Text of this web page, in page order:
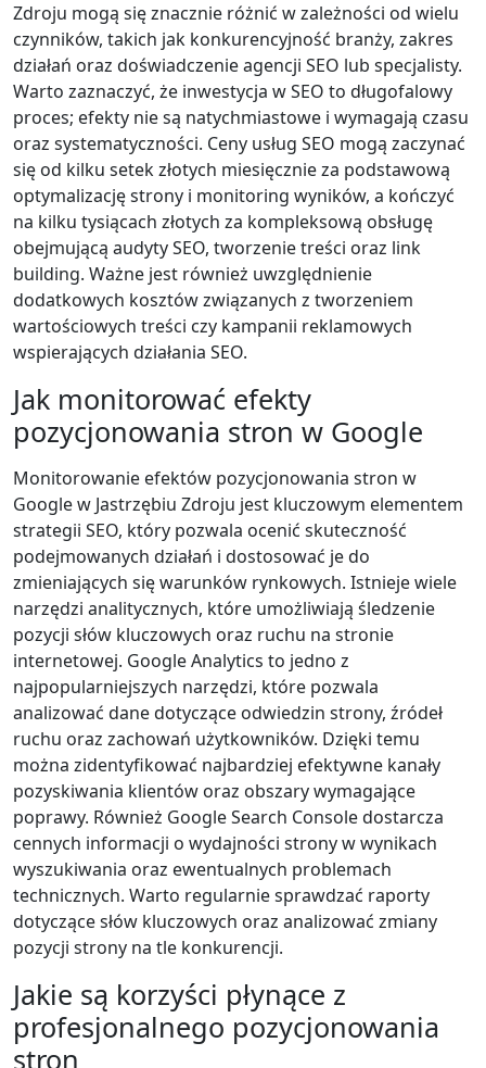
Zdroju mogą się znacznie różnić w zależności od wielu
czynników, takich jak konkurencyjność branży, zakres
działań oraz doświadczenie agencji SEO lub specjalisty.
Warto zaznaczyć, że inwestycja w SEO to długofalowy
proces; efekty nie są natychmiastowe i wymagają czasu
oraz systematyczności. Ceny usług SEO mogą zaczynać
się od kilku setek złotych miesięcznie za podstawową
optymalizację strony i monitoring wyników, a kończyć
na kilku tysiącach złotych za kompleksową obsługę
obejmującą audyty SEO, tworzenie treści oraz link
building. Ważne jest również uwzględnienie
dodatkowych kosztów związanych z tworzeniem
wartościowych treści czy kampanii reklamowych
wspierających działania SEO.
Jak monitorować efekty
pozycjonowania stron w Google
Monitorowanie efektów pozycjonowania stron w
Google w Jastrzębiu Zdroju jest kluczowym elementem
strategii SEO, który pozwala ocenić skuteczność
podejmowanych działań i dostosować je do
zmieniających się warunków rynkowych. Istnieje wiele
narzędzi analitycznych, które umożliwiają śledzenie
pozycji słów kluczowych oraz ruchu na stronie
internetowej. Google Analytics to jedno z
najpopularniejszych narzędzi, które pozwala
analizować dane dotyczące odwiedzin strony, źródeł
ruchu oraz zachowań użytkowników. Dzięki temu
można zidentyfikować najbardziej efektywne kanały
pozyskiwania klientów oraz obszary wymagające
poprawy. Również Google Search Console dostarcza
cennych informacji o wydajności strony w wynikach
wyszukiwania oraz ewentualnych problemach
technicznych. Warto regularnie sprawdzać raporty
dotyczące słów kluczowych oraz analizować zmiany
pozycji strony na tle konkurencji.
Jakie są korzyści płynące z
profesjonalnego pozycjonowania
stron